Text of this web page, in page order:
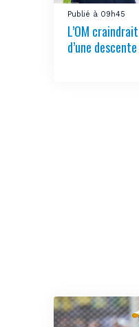
Publié à 09h45
L’OM
d’une